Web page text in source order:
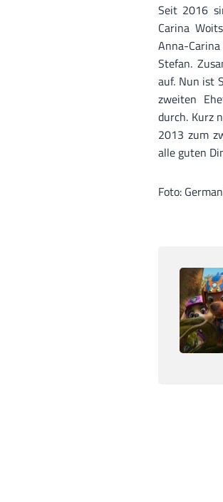
Seit 2016
Carina
Anna-
Stefan.
auf. Nun ist
zweiten
durch. Kurz
2013 zum
alle guten
Foto: